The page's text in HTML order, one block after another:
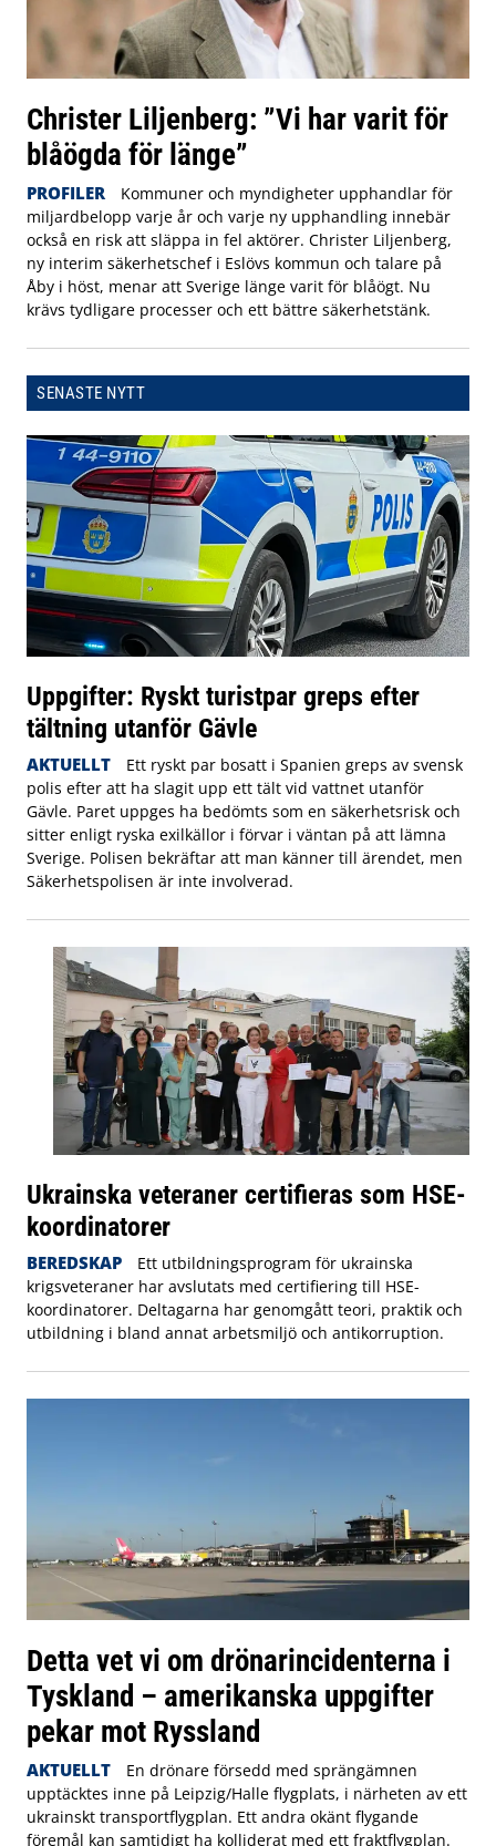
Christer Liljenberg: ”Vi har varit för
blåögda för länge”
PROFILER
Kommuner och myndigheter upphandlar för
miljardbelopp varje år och varje ny upphandling innebär
också en risk att släppa in fel aktörer. Christer Liljenberg,
ny interim säkerhetschef i Eslövs kommun och talare på
Åby i höst, menar att Sverige länge varit för blåögt. Nu
krävs tydligare processer och ett bättre säkerhetstänk.
SENASTE NYTT
Uppgifter: Ryskt turistpar greps efter
tältning utanför Gävle
AKTUELLT
Ett ryskt par bosatt i Spanien greps av svensk
polis efter att ha slagit upp ett tält vid vattnet utanför
Gävle. Paret uppges ha bedömts som en säkerhetsrisk och
sitter enligt ryska exilkällor i förvar i väntan på att lämna
Sverige. Polisen bekräftar att man känner till ärendet, men
Säkerhetspolisen är inte involverad.
Ukrainska veteraner certifieras som HSE-
koordinatorer
BEREDSKAP
Ett utbildningsprogram för ukrainska
krigsveteraner har avslutats med certifiering till HSE-
koordinatorer. Deltagarna har genomgått teori, praktik och
utbildning i bland annat arbetsmiljö och antikorruption.
Detta vet vi om drönarincidenterna i
Tyskland – amerikanska uppgifter
pekar mot Ryssland
AKTUELLT
En drönare försedd med sprängämnen
upptäcktes inne på Leipzig/Halle flygplats, i närheten av ett
ukrainskt transportflygplan. Ett andra okänt flygande
föremål kan samtidigt ha kolliderat med ett fraktflygplan.